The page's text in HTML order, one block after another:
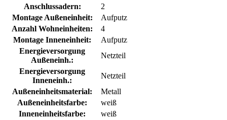
Anschlussadern:
2
Montage Außeneinheit:
Aufputz
Anzahl Wohneinheiten:
4
Montage Inneneinheit:
Aufputz
Energieversorgung
Außeneinh.:
Netzteil
Energieversorgung
Inneneinh.:
Netzteil
Außeneinheitsmaterial:
Metall
Außeneinheitsfarbe:
weiß
Inneneinheitsfarbe:
weiß